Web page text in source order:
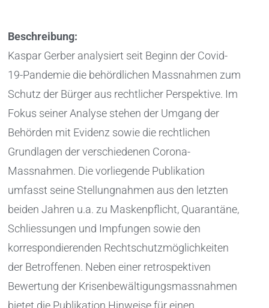
Beschreibung:
Kaspar Gerber analysiert seit Beginn der Covid-
19-Pandemie die behördlichen Massnahmen zum
Schutz der Bürger aus rechtlicher Perspektive. Im
Fokus seiner Analyse stehen der Umgang der
Behörden mit Evidenz sowie die rechtlichen
Grundlagen der verschiedenen Corona-
Massnahmen. Die vorliegende Publikation
umfasst seine Stellungnahmen aus den letzten
beiden Jahren u.a. zu Maskenpflicht, Quarantäne,
Schliessungen und Impfungen sowie den
korrespondierenden Rechtschutzmöglichkeiten
der Betroffenen. Neben einer retrospektiven
Bewertung der Krisenbewältigungsmassnahmen